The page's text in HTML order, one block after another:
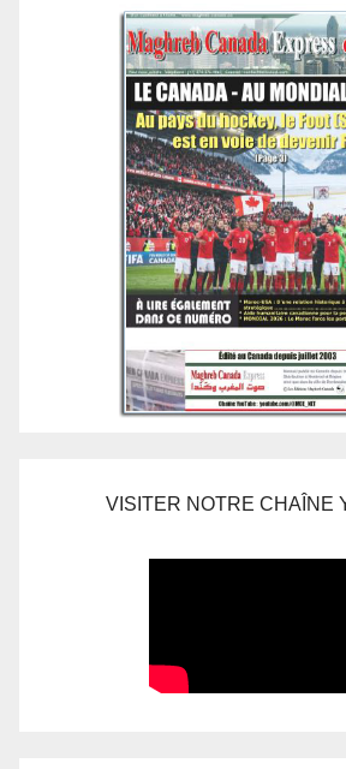
VISITER NOTRE CHAÎNE